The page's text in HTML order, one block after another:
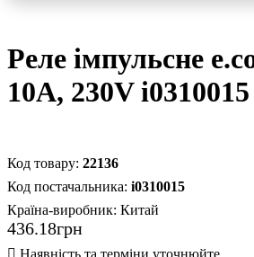
Реле імпульсне
10A, 230V i0310015
22136
i0310015
Країна-виробник: Китай
436.18грн